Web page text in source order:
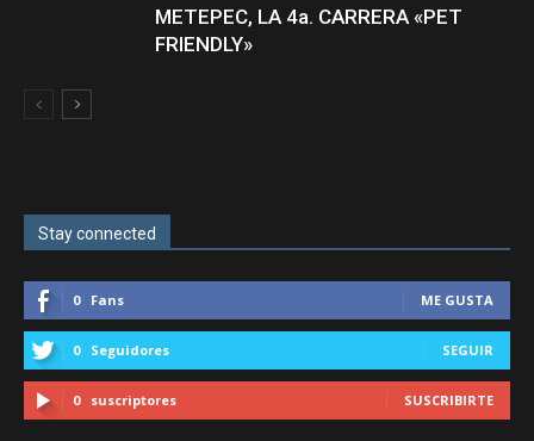
METEPEC, LA 4a. CARRERA «PET
FRIENDLY»
Stay connected
0 Fans ME GUSTA
0 Seguidores SEGUIR
0 suscriptores SUSCRIBIRTE